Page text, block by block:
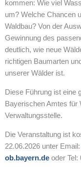
kommen: Wie viel
um? Welche Chancen
Waldbau? Von der
Gewinnung des
deutlich, wie neue
richtigen Baumarten
unserer Wälder ist.
Diese Führung ist eine
Bayerischen Amtes für
Verwaltungsstelle.
Die Veranstaltung ist
22.06.2026 unter Email:
ob.bayern.de oder Tel: